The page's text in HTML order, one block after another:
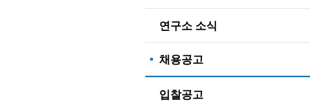
연구소 소식
채용공고
입찰공고